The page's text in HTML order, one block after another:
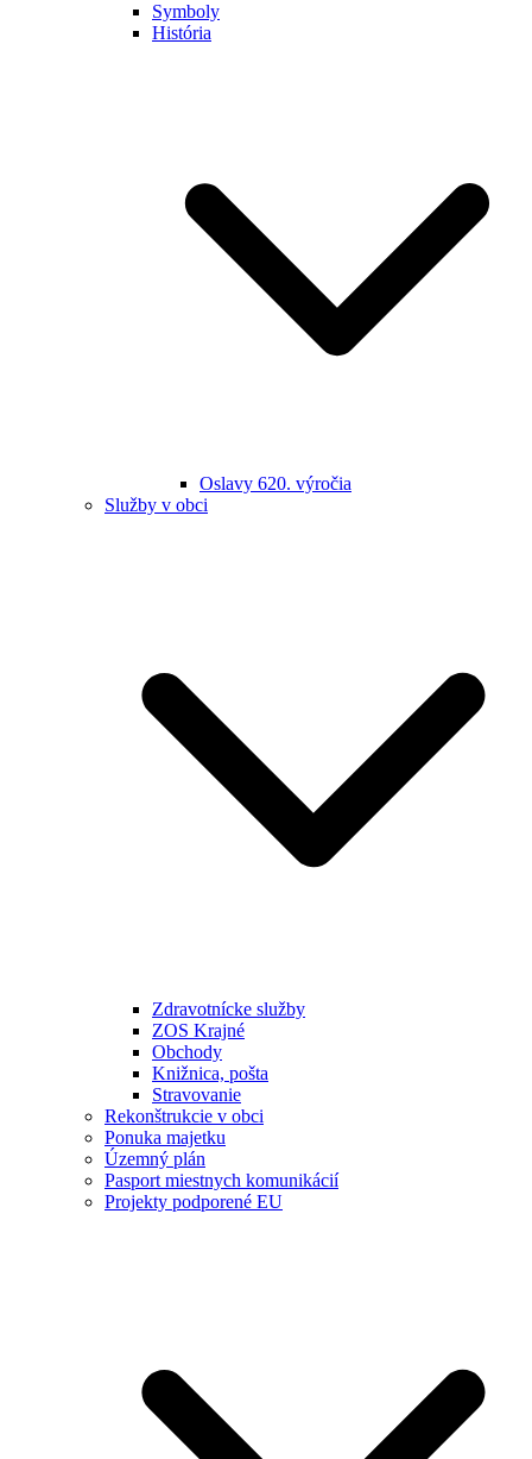
Symboly
História
Oslavy 620. výročia
Služby v obci
Zdravotnícke služby
ZOS Krajné
Obchody
Knižnica, pošta
Stravovanie
Rekonštrukcie v obci
Ponuka majetku
Územný plán
Pasport miestnych komunikácií
Projekty podporené EU